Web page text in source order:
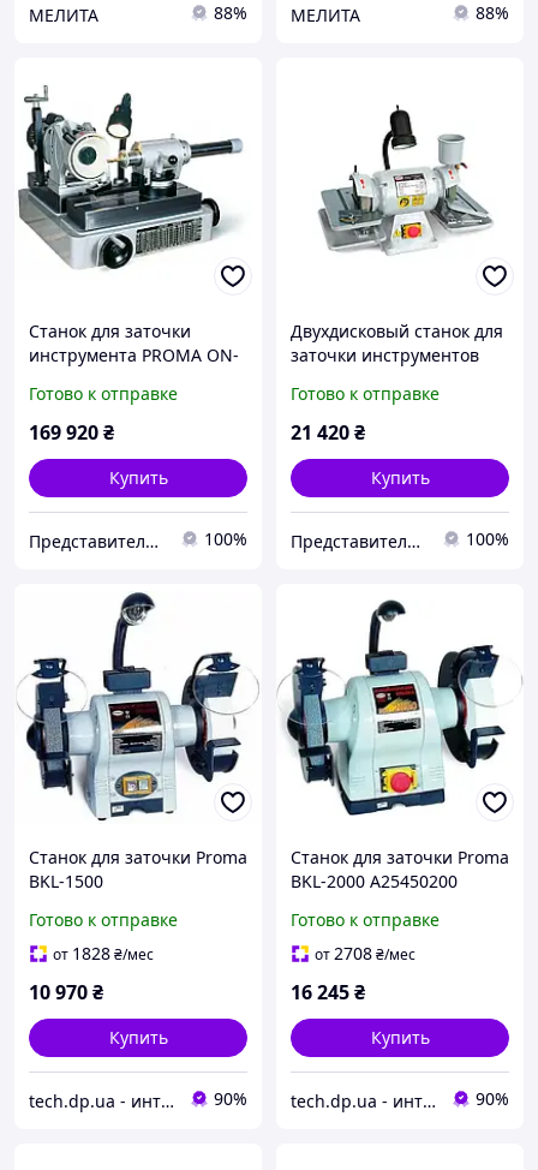
МЕЛИТА 88% МЕЛИТА 88%
Станок для заточки
инструмента PROMA ON-
Готово к отправке
169 920₴
Купить
Представительство PROMA в Украине ООО "ПРОМА СТ" 100%
Двухдисковый станок для
заточки инструментов
Готово к отправке
21 420₴
Купить
Представительство PROMA в Украине ООО "ПРОМА СТ" 100%
Станок для заточки Proma
BKL-1500
Готово к отправке
от 1828₴/мес
10 970₴
Купить
tech.dp.ua - интернет магазин 90%
Станок для заточки Proma
BKL-2000 A25450200
Готово к отправке
от2708₴/мес
16 245₴
Купить
tech.dp.ua - интернет магазин 90%